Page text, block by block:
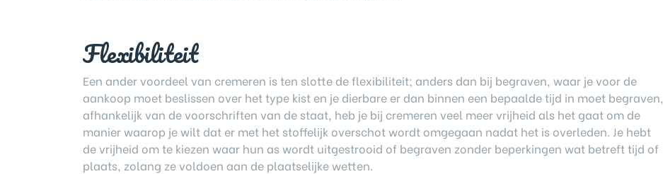
Flexibiliteit
Een ander voordeel van cremeren is ten slotte de flexibiliteit; anders dan bij begraven, waar je voor de
aankoop moet beslissen over het type kist en je dierbare er dan binnen een bepaalde tijd in moet begraven,
afhankelijk van de voorschriften van de staat, heb je bij cremeren veel meer vrijheid als het gaat om de
manier waarop je wilt dat er met het stoffelijk overschot wordt omgegaan nadat het is overleden. Je hebt
de vrijheid om te kiezen waar hun as wordt uitgestrooid of begraven zonder beperkingen wat betreft tijd of
plaats, zolang ze voldoen aan de plaatselijke wetten.